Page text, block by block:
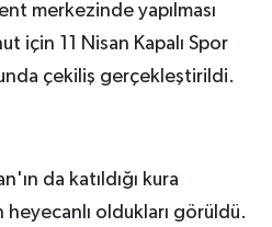
merkezinde yapılması
için 11 Nisan Kapalı Spor
çekiliş gerçekleştirildi.
da katıldığı kura
oldukları görüldü.